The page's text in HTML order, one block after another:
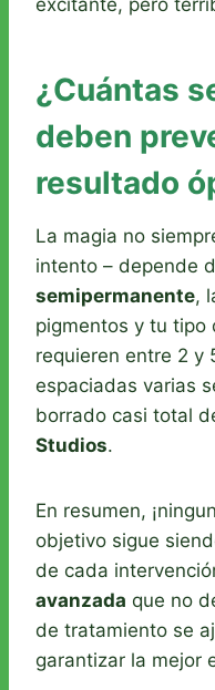
excitante, pero
¿Cuántas
deben
resultado
La magia no
intento – depende
semipermanente,
pigmentos y tu tipo
requieren entre 2 y
espaciadas varias
borrado casi total
Studios.
En resumen,
objetivo sigue
de cada
avanzada que no
de tratamiento se
garantizar la mejor